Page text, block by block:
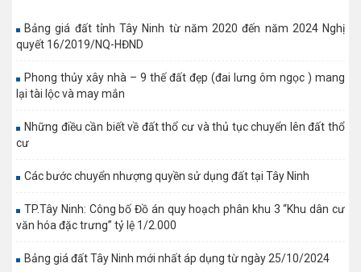
Bảng giá đất tỉnh Tây Ninh từ năm 2020 đến năm 2024 Nghị
quyết 16/2019/NQ-HĐND
Phong thủy xây nhà – 9 thế đất đẹp (đai lưng ôm ngọc ) mang
lại tài lộc và may mắn
Những điều cần biết về đất thổ cư và thủ tục chuyển lên đất thổ
cư
Các bước chuyển nhượng quyền sử dụng đất tại Tây Ninh
TP.Tây Ninh: Công bố Đồ án quy hoạch phân khu 3 “Khu dân cư
văn hóa đặc trưng” tỷ lệ 1/2.000
Bảng giá đất Tây Ninh mới nhất áp dụng từ ngày 25/10/2024